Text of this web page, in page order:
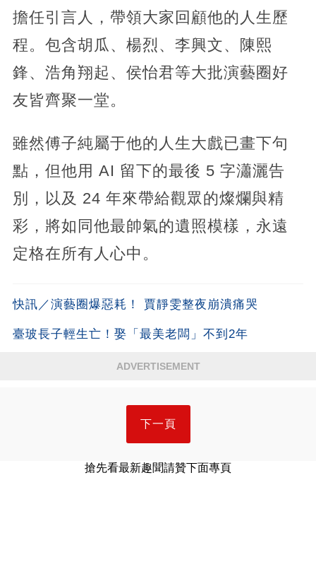
擔任引言人，帶領大家回顧他的人生歷
程。包含胡瓜、楊烈、李興文、陳熙
鋒、浩角翔起、侯怡君等大批演藝圈好
友皆齊聚一堂。
雖然傅子純屬于他的人生大戲已畫下句
點，但他用 AI 留下的最後 5 字瀟灑告
別，以及 24 年來帶給觀眾的燦爛與精
彩，將如同他最帥氣的遺照模樣，永遠
定格在所有人心中。
快訊／演藝圈爆惡耗！ 賈靜雯整夜崩潰痛哭
臺玻長子輕生亡！娶「最美老闆」不到2年
ADVERTISEMENT
下一頁
搶先看最新趣聞請贊下面專頁